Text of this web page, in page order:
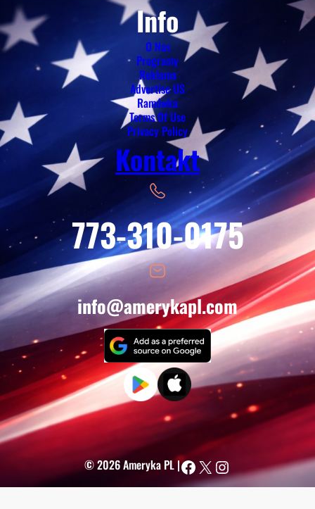
Info
O Nas
Programy
Reklama
Advertise US
Ramówka
Terms Of Use
Privacy Policy
Kontakt
773-310-0175
info@amerykapl.com
© 2026 Ameryka PL |Facebook
X Instagram